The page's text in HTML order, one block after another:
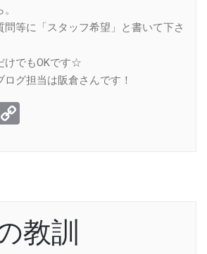
問等に「スタッフ希望」と書いて下さ
けでもOKです☆
グ担当は阪倉さんです！
教訓